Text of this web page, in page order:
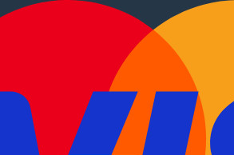
Comerciais usados
Vender comerciais
Informações
Como comprar e vender
Pacotes de anúncios
Verificar VIN e matrícula
Sitemap
EN
Sobre Nós